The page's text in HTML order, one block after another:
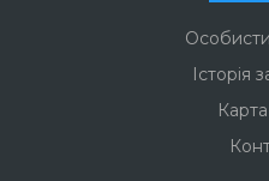
Історія